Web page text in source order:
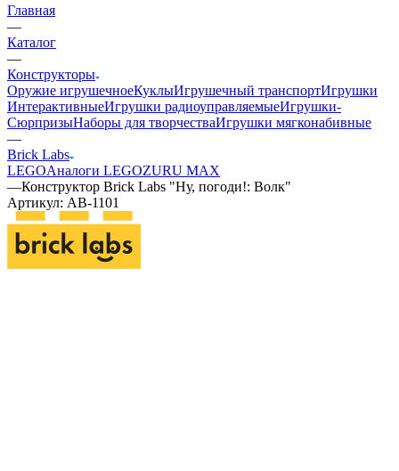
Главная
—
Каталог
—
Конструкторы
Оружие игрушечноеКуклыИгрушечный транспортИгрушки
ИнтерактивныеИгрушки радиоуправляемыеИгрушки-
СюрпризыНаборы для творчестваИгрушки мягконабивные
—
Brick Labs
LEGOАналоги LEGOZURU MAX
—Конструктор Brick Labs "Ну, погоди!: Волк"
Артикул: AB-1101